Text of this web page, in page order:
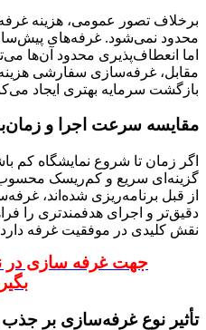
برخلاف تصور عمومی، هزینه
محدود نمی‌شود. غرفه‌های
اما انعطاف‌پذیری محدود آن‌ها
مقابل، غرفه‌سازی سفارشی هزینه
بازگشت سرمایه بهتری ایجاد
مقایسه سرعت اجرا و
اگر زمان تا شروع نمایشگاه کم
گزینه‌ای سریع و کم‌ریسک محسوب
از قبل برنامه‌ریزی شده‌اند،
دقیق‌تر و اجرای هدفمندتری را
نقش کلیدی در موفقیت غرفه
جهت غرفه سازی در
تأثیر نوع غرفه‌سازی بر جذب